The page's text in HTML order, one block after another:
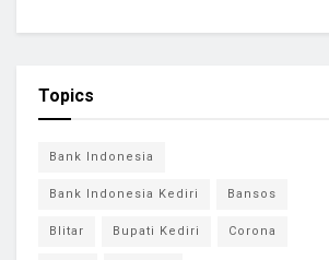
Topics
Bank Indonesia
Bank Indonesia Kediri Bansos
Blitar Bupati Kediri Corona